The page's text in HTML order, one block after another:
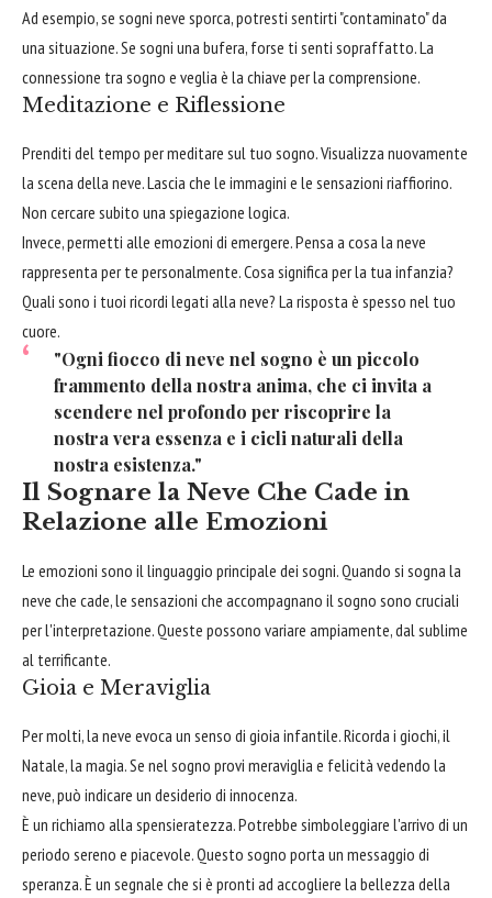
Ad esempio, se sogni neve sporca, potresti sentirti "contaminato" da
una situazione. Se sogni una bufera, forse ti senti sopraffatto. La
connessione tra sogno e veglia è la chiave per la comprensione.
Meditazione e Riflessione
Prenditi del tempo per meditare sul tuo sogno. Visualizza nuovamente
la scena della neve. Lascia che le immagini e le sensazioni riaffiorino.
Non cercare subito una spiegazione logica.
Invece, permetti alle emozioni di emergere. Pensa a cosa la neve
rappresenta per te personalmente. Cosa significa per la tua infanzia?
Quali sono i tuoi ricordi legati alla neve? La risposta è spesso nel tuo
cuore.
"Ogni fiocco di neve nel sogno è un piccolo
frammento della nostra anima, che ci invita a
scendere nel profondo per riscoprire la
nostra vera essenza e i cicli naturali della
nostra esistenza."
Il Sognare la Neve Che Cade in
Relazione alle Emozioni
Le emozioni sono il linguaggio principale dei sogni. Quando si sogna la
neve che cade, le sensazioni che accompagnano il sogno sono cruciali
per l'interpretazione. Queste possono variare ampiamente, dal sublime
al terrificante.
Gioia e Meraviglia
Per molti, la neve evoca un senso di gioia infantile. Ricorda i giochi, il
Natale, la magia. Se nel sogno provi meraviglia e felicità vedendo la
neve, può indicare un desiderio di innocenza.
È un richiamo alla spensieratezza. Potrebbe simboleggiare l'arrivo di un
periodo sereno e piacevole. Questo sogno porta un messaggio di
speranza. È un segnale che si è pronti ad accogliere la bellezza della